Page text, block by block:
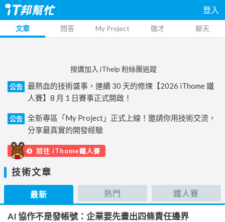
登入
文章 問答 My Project 徵才 聊天
按讚加入 iThelp 粉絲團追蹤
公告
最熱血的技術盛事，連續 30 天的修煉【2026 iThome 鐵
人賽】8 月 1 日賽事正式開啟！
公告
全新專區「My Project」正式上線！邀請你用技術交流，
分享最真實的開發經驗
前往 iThome鐵人賽
技術文章
最新 熱門 鐵人賽
AI 協作不是發帳號：企業要先畫出四條責任邊界